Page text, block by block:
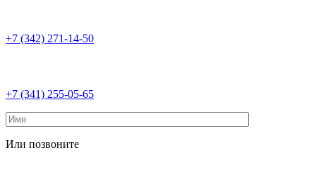
+7 (342) 271-14-50
+7 (341) 255-05-65
Или позвоните